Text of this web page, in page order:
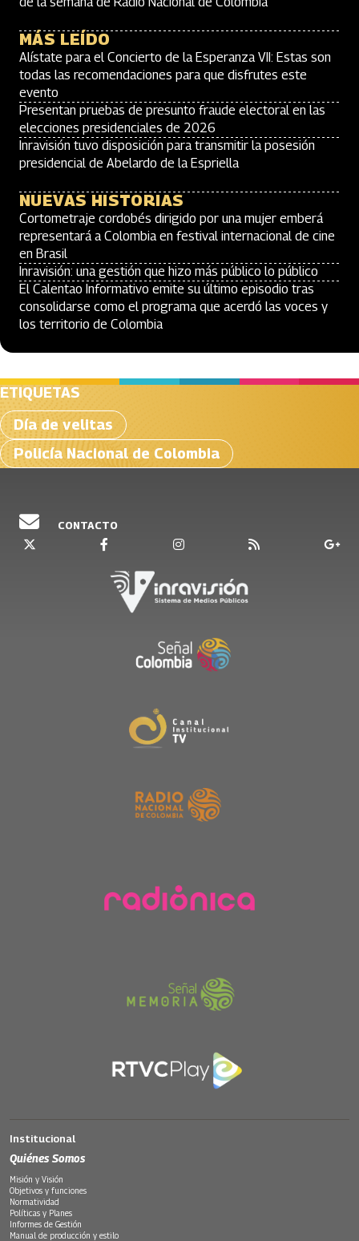
MÁS LEÍDO
Alístate para el Concierto de la Esperanza VII: Estas son
todas las recomendaciones para que disfrutes este
evento
Presentan pruebas de presunto fraude electoral en las
elecciones presidenciales de 2026
Inravisión tuvo disposición para transmitir la posesión
presidencial de Abelardo de la Espriella
NUEVAS HISTORIAS
Cortometraje cordobés dirigido por una mujer emberá
representará a Colombia en festival internacional de cine
en Brasil
Inravisión: una gestión que hizo más público lo público
El Calentao Informativo emite su último episodio tras
consolidarse como el programa que acerdó las voces y
los territorio de Colombia
ETIQUETAS
Día de velitas
Policía Nacional de Colombia
CONTACTO
Institucional
Quiénes Somos
Misión y Visión
Objetivos y funciones
Normatividad
Políticas y Planes
Informes de Gestión
Manual de producción y estilo